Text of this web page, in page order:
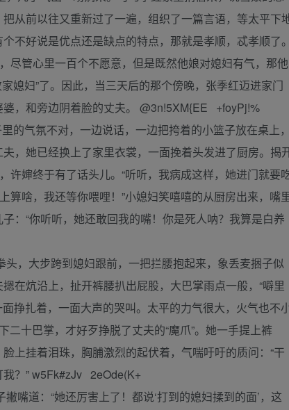
从前以往又重新过了一遍，组织了一篇言语，等太平下
不好说是优点还是缺点的特点，那就是孝顺，忒孝顺了。
尽管心里一百个不愿意，但是既然他娘对媳妇有气，那他
媳妇”了。因此，当三天后的那个傍晚，张季红迈进家门
，和旁边阴着脸的丈夫。 @3n!5XM{EE +foyPj!%
的气氛不对，一边说话，一边把挎着的小篮子放在桌上，
，她已经换上了家里衣裳，一面挽着头发进了厨房。揭
许婶终于有了话头儿。“听听，我病成这样，她进门就要
算啥，我还等你喂哩！”小媳妇笑嘻嘻的从厨房出来，嘴
：“你听听，她还敢回我的嘴！你是死人呐？我算是白养
，大步跨到媳妇跟前，一把拦腰抱起来，象丢麦捆子似
在炕沿上，扯开裤腰扒出屁股，大巴掌雨点一般，“噼里
挣扎着，一面大声的哭叫。太平的力气很大，火气也不
十巴掌，才好歹挣脱了丈夫的“魔爪”。她一手提上裤
上挂着泪珠，胸脯激烈的起伏着，气喘吁吁的质问：“干
？” w5Fk#zJv 2eOde(K+
嘴道：“她还厉害上了！都说‘打到的媳妇揉到的面’，这